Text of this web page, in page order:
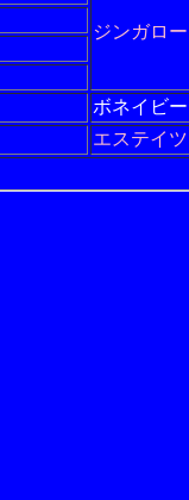
ジンガロー
ボネイビー
エステイツ